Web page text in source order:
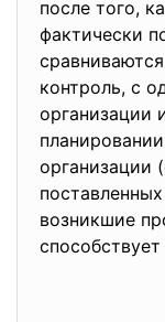
после того,
фактически
контроль, с
организации
организации
возникшие